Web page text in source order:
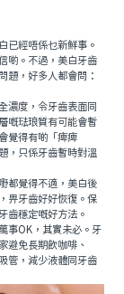
經唔係乜新鮮事。
啲。不過，美白牙齒
題，好多人都會問：
度，令牙齒表面同
嘅琺琅質有可能會暫
覺得有啲「痺痺
，只係牙齒暫時對溫
都覺得不適，美白後
畀牙齒好好恢復。保
齒穩定嘅好方法。
事OK，其實未必。牙
避免長期飲咖啡、
管，減少液體同牙齒